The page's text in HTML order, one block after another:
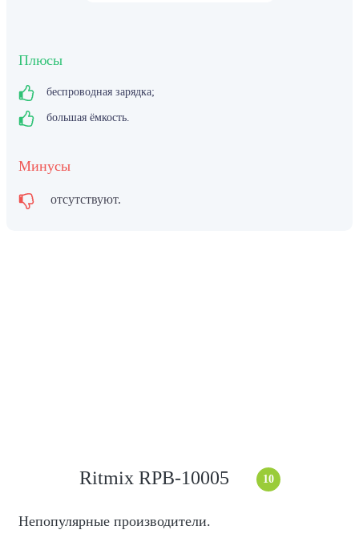
Плюсы
беспроводная зарядка;
большая ёмкость.
Минусы
отсутствуют.
Ritmix RPB-10005 10
Непопулярные производители.